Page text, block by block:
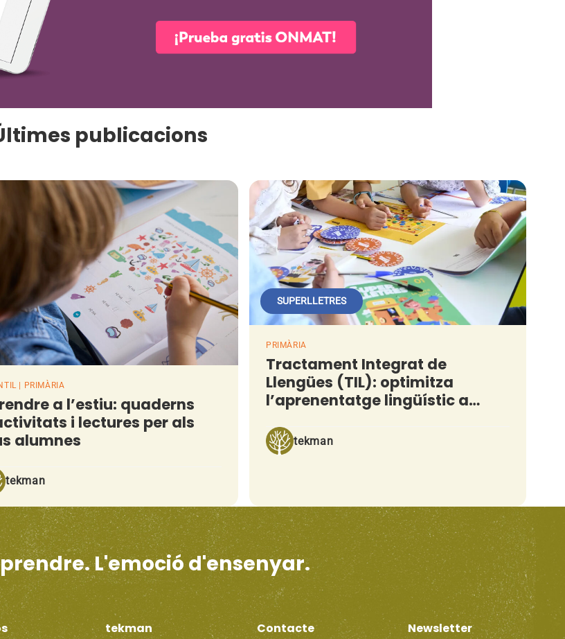
publicacions
| PRIMÀRIA
a l’estiu: quaderns
i lectures per als
alumnes
tekman
SUPERLLETRES
PRIMÀRIA
Tractament Integrat de
Llengües (TIL): optimitza
l’aprenentatge lingüístic a
tekman
L'emoció d'ensenyar.
tekman Contacte Newsletter